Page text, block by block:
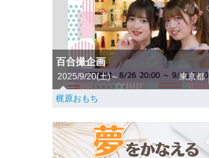
百合撮企画
2025/9/20(土)～ 東京都
梶原おもち